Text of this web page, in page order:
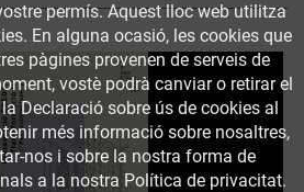
permís. Aquest lloc web utilitza
En alguna ocasió, les cookies que
pàgines provenen de serveis de
vostè podrà canviar o retirar el
Declaració sobre ús de cookies al
més informació sobre nosaltres,
nos i sobre la nostra forma de
a la nostra Política de privacitat.